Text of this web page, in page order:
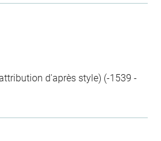
d'après style) (-1539 -